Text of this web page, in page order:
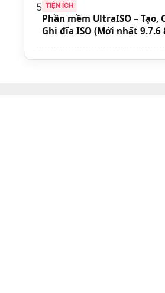
5 TIỆN ÍCH
Phần mềm UltraISO – Tạo,
Ghi đĩa ISO (Mới nhất 9.7.6